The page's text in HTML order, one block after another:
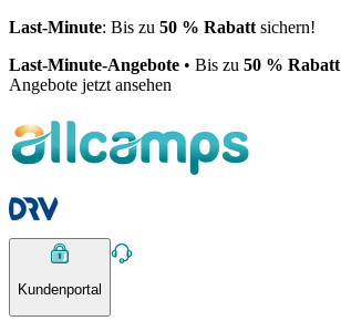
Last-Minute: Bis zu 50 % Rabatt sichern!
Last-Minute-Angebote • Bis zu 50 % Rabatt
Angebote jetzt ansehen
Kundenportal